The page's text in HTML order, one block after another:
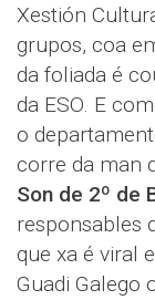
Xestión
grupos, coa
da foliada é
da ESO. E
o
corre da man
Son de 2º de
responsables
que xa é viral
Guadi Galego